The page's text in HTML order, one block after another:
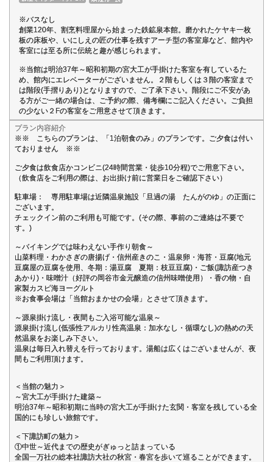
※バスなし
創業120年、割烹料理屋から始まった鉄鉱泉本館。磨かれたケヤキ一枚
板の床板や、いにしえの匠の仕事を残すアーチ型の客室扉など、館内や
客室には至る所に伝統と趣が感じられます。
※当館は明治37年～昭和初期の宮大工が手掛けた客室を有しているた
め、館内にエレベーターがございません。２階もしくは３階の客室まで
は階段(手摺りあり)となりますので、ご了承下さい。階段にご不安があ
る方がご一緒の場合は、ご予約の際、備考欄にご記入ください。ご負担
の少ない２Fの客室をご用意させて頂きます。
プラン内容紹介
※※ こちらのプランは、「1泊朝食のみ」のプランです。ご夕食は付い
ておりません ※※
ご夕食は飲食店かコンビニ(24時間営業・徒歩10分程)でご用意下さい。
（飲食店をご利用の際は、お出掛け前に営業日をご確認下さい）
駐車場： 専用駐車場は近隣温泉施設「旦過の湯 たんがのゆ」の正面に
ございます。
チェックイン前のご利用も可能です。(その際、事前のご連絡は不要で
す。)
～バイキングでは味わえない手作り朝食～
山菜料理・わかさぎの唐揚げ・信州産きのこ・温泉卵・海苔・豆腐(地元
豆腐屋の豆腐を使用、冬期：湯豆腐 夏期：枝豆豆腐)・ご飯(諏訪産つき
あかり)・味噌汁（好評の岡谷市金元醸造の信州味噌使用）・香の物・自
家製カスピ海ヨーグルト
※お食事会場は「当館おまかせの会場」とさせて頂きます。
～源泉掛け流し・夜間もご入浴可能な温泉～
源泉掛け流し(低張性アルカリ性高温泉：加水なし・循環なし)の熱めの天
然温泉をお楽しみ下さい。
温泉は毎日入れ替えを行っております。湯船は広くはございませんが、夜
間もご利用頂けます。
＜当館の魅力＞
～宮大工が手掛けた建築～
明治37年～昭和初期に当時の宮大工が手掛けた玄関・客室を残している全
国的にも珍しい旅館です。
＜下諏訪町の魅力＞
①中世～近代までの歴史がぎゅっと詰まっている
全国一万社の総本社諏訪大社の秋宮・春宮を歩いて巡ることができます。